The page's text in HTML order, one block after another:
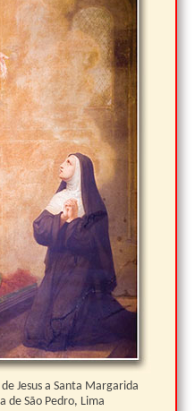
Jesus a Santa Margarida
de São Pedro, Lima